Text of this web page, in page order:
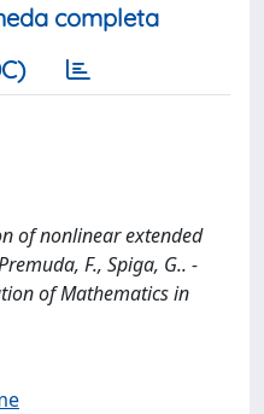
completa
of nonlinear extended
F., Spiga, G.. -
of Mathematics in